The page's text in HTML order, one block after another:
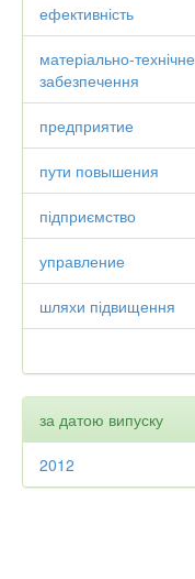
ефективність
матеріально-технічне
забезпечення
предприятие
пути повышения
підприємство
управление
шляхи підвищення
за датою випуску
2012